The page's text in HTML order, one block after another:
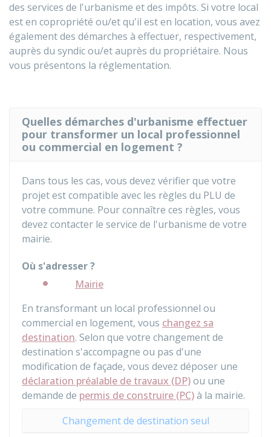
des services de l'urbanisme et des impôts. Si votre local
est en copropriété ou/et qu'il est en location, vous avez
également des démarches à effectuer, respectivement,
auprès du syndic ou/et auprès du propriétaire. Nous
vous présentons la réglementation.
Quelles démarches d'urbanisme effectuer
pour transformer un local professionnel
ou commercial en logement ?
Dans tous les cas, vous devez vérifier que votre
projet est compatible avec les règles du PLU de
votre commune. Pour connaître ces règles, vous
devez contacter le service de l'urbanisme de votre
mairie.
Où s'adresser ?
Mairie
En transformant un local professionnel ou
commercial en logement, vous changez sa
destination. Selon que votre changement de
destination s'accompagne ou pas d'une
modification de façade, vous devez déposer une
déclaration préalable de travaux (DP)ou une
demande de permis de construire (PC)à la mairie.
Changement de destination seul